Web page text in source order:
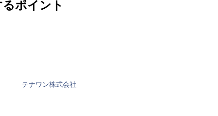
ポイント
テナワン株式会社